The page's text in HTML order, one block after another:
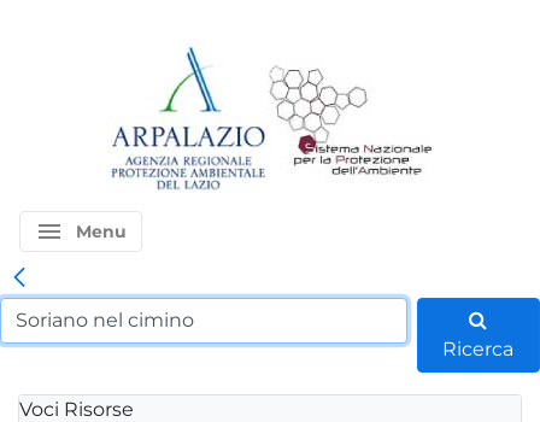
menu Menu
Ricerca
Voci Risorse